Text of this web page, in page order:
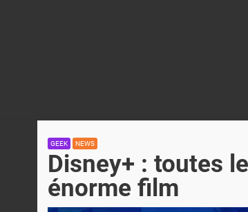
GEEK NEWS
Disney+ : toutes
énorme film